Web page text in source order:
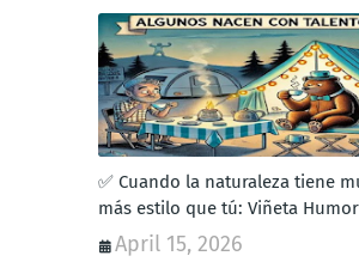
✅ Cuando la naturaleza tiene
más estilo que tú: Viñeta
April 15, 2026